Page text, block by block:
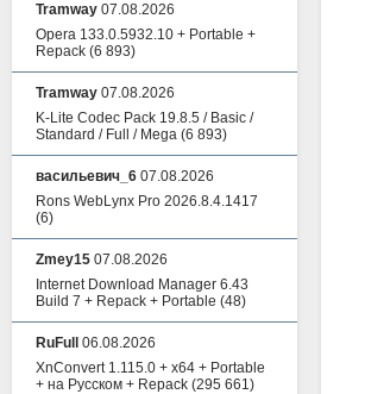
Tramway 07.08.2026
Opera 133.0.5932.10 + Portable +
Repack (6 893)
Tramway 07.08.2026
K-Lite Codec Pack 19.8.5 / Basic /
Standard / Full / Mega (6 893)
васильевич_6 07.08.2026
Rons WebLynx Pro 2026.8.4.1417
(6)
Zmey15 07.08.2026
Internet Download Manager 6.43
Build 7 + Repack + Portable (48)
RuFull
06.08.2026
XnConvert 1.115.0 + x64 + Portable
+ на Русском + Repack (295 661)